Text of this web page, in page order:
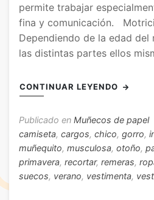
permite trabajar
fina y comunicación.
Dependiendo de la edad
las distintas partes ellos
CONTINUAR LEYENDO
Publicado en Muñecos de papel
camiseta, cargos, chico, gorro,
muñequito, musculosa, otoño,
primavera, recortar, remeras,
suecos, verano, vestimenta,